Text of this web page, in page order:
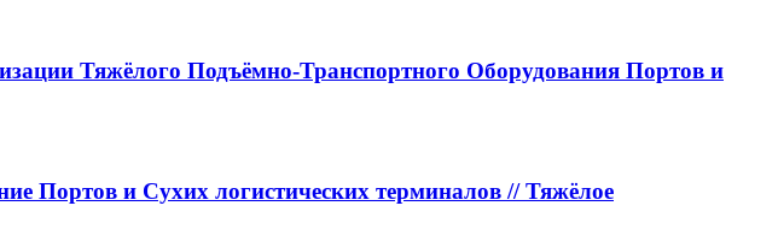
Тяжёлого Подъёмно-Транспортного Оборудования Портов и
Портов и Сухих логистических терминалов // Тяжёлое